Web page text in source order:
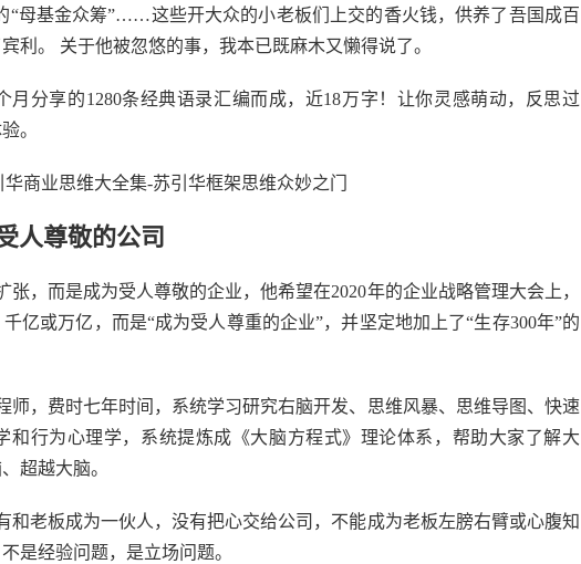
“母基金众筹”……这些开大众的小老板们上交的香火钱，供养了吾国成百
利。 关于他被忽悠的事，我本已既麻木又懒得说了。
月分享的1280条经典语录汇编而成，近18万字！让你灵感萌动，反思过
。
人尊敬的公司
，而是成为受人尊敬的企业，他希望在2020年的企业战略管理大会上，
亿或万亿，而是“成为受人尊重的企业”，并坚定地加上了“生存300年”的
师，费时七年时间，系统学习研究右脑开发、思维风暴、思维导图、快速
和行为心理学，系统提炼成《大脑方程式》理论体系，帮助大家了解大
超越大脑。
和老板成为一伙人，没有把心交给公司，不能成为老板左膀右臂或心腹知
是经验问题，是立场问题。